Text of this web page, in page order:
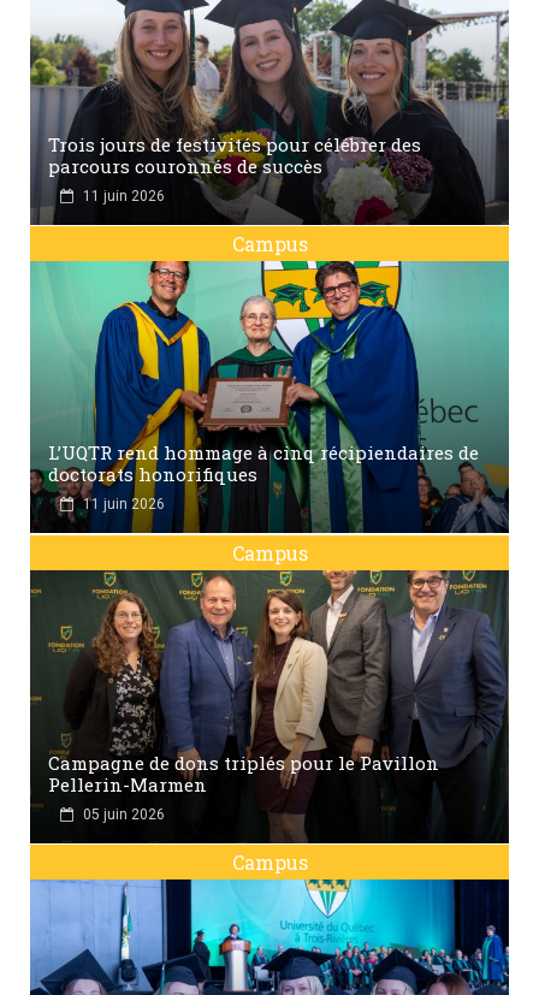
Trois jours de festivités pour célébrer des
parcours couronnés de succès
11 juin 2026
Campus
L’UQTR rend hommage à cinq récipiendaires de
doctorats honorifiques
11 juin 2026
Campus
Campagne de dons triplés pour le Pavillon
Pellerin-Marmen
05 juin 2026
Campus